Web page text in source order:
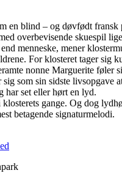
en blind – og døvfødt fransk
overbevisende skuespil
menneske, mener
For klosteret tager sig
nonne Marguerite føler
sig som sin sidste livsopgave
har set eller hørt en lyd.
gange. Og dog
betagende signaturmelodi.